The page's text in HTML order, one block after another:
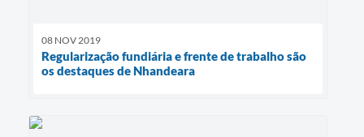
08 NOV 2019
Regularização fundiária e frente de trabalho são
os destaques de Nhandeara